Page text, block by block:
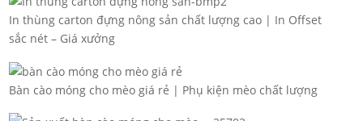
In thùng carton đựng nông sản chất lượng cao | In Offset
sắc nét – Giá xưởng
Bàn cào móng cho mèo giá rẻ | Phụ kiện mèo chất lượng